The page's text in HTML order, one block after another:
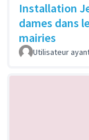
Installation
dames dans
mairies
Utilisateur